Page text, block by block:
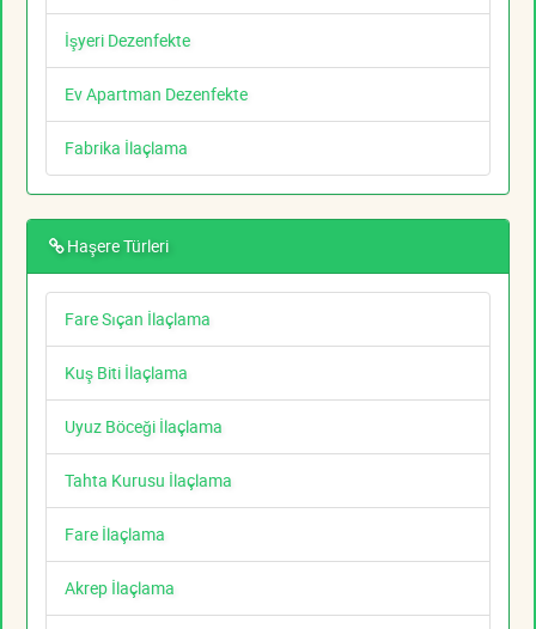
İşyeri Dezenfekte
Ev Apartman Dezenfekte
Fabrika İlaçlama
Haşere Türleri
Fare Sıçan İlaçlama
Kuş Biti İlaçlama
Uyuz Böceği İlaçlama
Tahta Kurusu İlaçlama
Fare İlaçlama
Akrep İlaçlama